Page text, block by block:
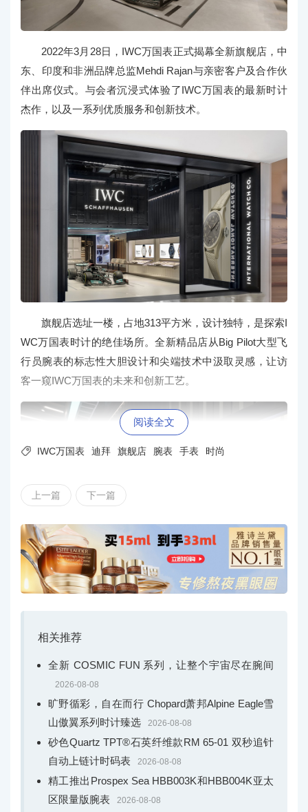
2022年3月28日，IWC万国表正式揭幕全新旗舰店，中
东、印度和非洲品牌总监Mehdi Rajan与亲密客户及合作伙
伴出席仪式。与会者沉浸式体验了IWC万国表的最新时计
杰作，以及一系列优质服务和创新技术。
旗舰店选址一楼，占地313平方米，设计独特，是探索I
WC万国表时计的绝佳场所。全新精品店从Big Pilot大型飞
行员腕表的标志性大胆设计和尖端技术中汲取灵感，让访
客一窥IWC万国表的未来和创新工艺。
顾客将踏入工业风集装箱式的IWC万国表世界，其设
计规范回溯了Big Pilot大型飞行员从工具腕表到文化符号的
历史。无玻璃现代展柜以腕表为中心，提供更加开放的、
直抵天花板，通过迷人的视觉效果将独特的IWC万国表精
神带到顾客眼前。
阅读全文
 IWC万国表 迪拜 旗舰店 腕表 手表 时尚
上一篇 下一篇
相关推荐
全新 COSMIC FUN 系列，让整个宇宙尽在腕间
2026-08-08
旷野循彩，自在而行 Chopard萧邦Alpine Eagle雪
山傲翼系列时计臻选
2026-08-08
砂色Quartz TPT®石英纤维款RM 65-01 双秒追针
自动上链计时码表
2026-08-08
精工推出Prospex Sea HBB003K和HBB004K亚太
区限量版腕表
2026-08-08